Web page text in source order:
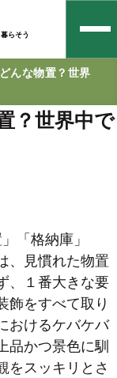
らそう
んな物置？世界
？世界中で
「格納庫」
、見慣れた物置
、１番大きな要
飾をすべて取り
おけるケバケバ
品かつ景色に馴
をスッキリとさ